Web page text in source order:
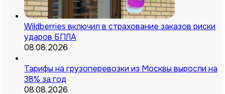
Wildberries включил в страхование заказов риски
ударов БПЛА
08.08.2026
Тарифы на грузоперевозки из Москвы выросли на
38% за год
08.08.2026